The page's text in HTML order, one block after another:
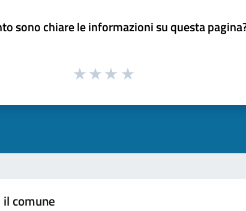
sono chiare le informazioni su questa
comune